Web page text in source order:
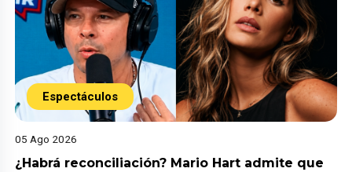
Espectáculos
05 Ago 2026
¿Habrá reconciliación? Mario Hart admite que